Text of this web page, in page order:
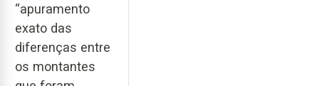
“apuramento
exato das
diferenças entre
os montantes